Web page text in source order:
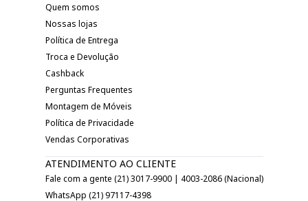
Quem somos
Nossas lojas
Política de Entrega
Troca e Devolução
Cashback
Perguntas Frequentes
Montagem de Móveis
Política de Privacidade
Vendas Corporativas
ATENDIMENTO AO CLIENTE
Fale com a gente (21) 3017-9900 | 4003-2086 (Nacional)
WhatsApp (21) 97117-4398